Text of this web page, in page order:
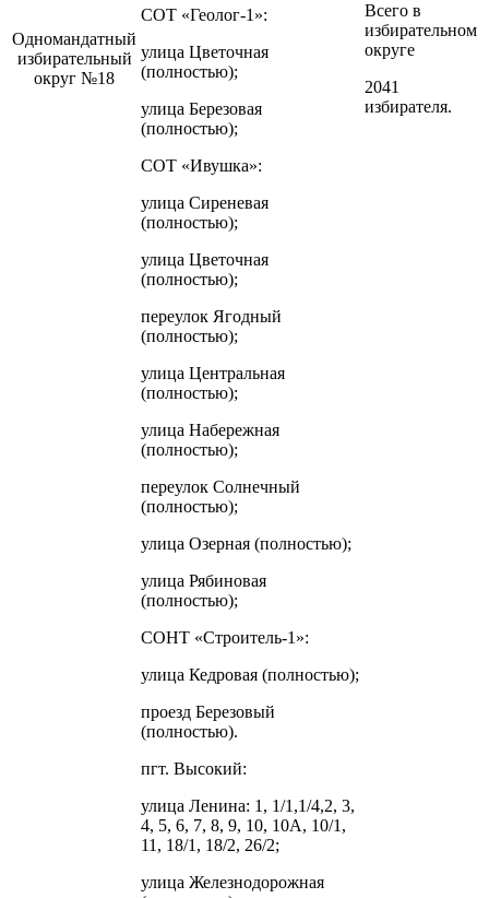
Одномандатный
избирательный
округ №18
СОТ «Геолог-1»:
улица Цветочная
(полностью);
улица Березовая
(полностью);
СОТ «Ивушка»:
улица Сиреневая
(полностью);
улица Цветочная
(полностью);
переулок Ягодный
(полностью);
улица Центральная
(полностью);
улица Набережная
(полностью);
переулок Солнечный
(полностью);
улица Озерная (полностью);
улица Рябиновая
(полностью);
СОНТ «Строитель-1»:
улица Кедровая (полностью);
проезд Березовый
(полностью).
пгт. Высокий:
улица Ленина: 1, 1/1,1/4,2, 3,
4, 5, 6, 7, 8, 9, 10, 10А, 10/1,
11, 18/1, 18/2, 26/2;
улица Железнодорожная
Всего в
избирательном
округе
2041
избирателя.